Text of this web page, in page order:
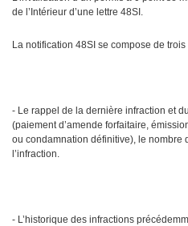
de l’Intérieur d’une lettre 48SI.
La notification 48SI se compose de trois
- Le rappel de la dernière infraction et
(paiement d’amende forfaitaire,
ou condamnation définitive), le nombre
l’infraction.
- L’historique des infractions